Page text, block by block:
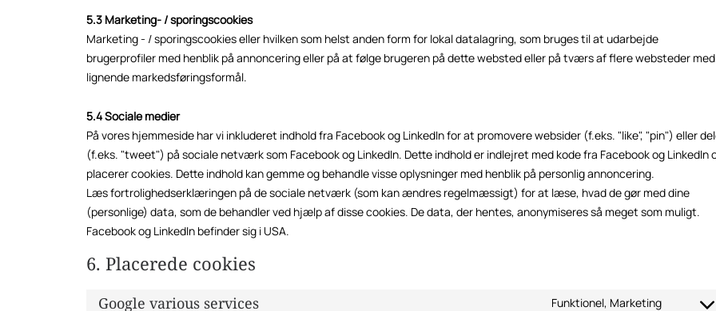
5.3 Marketing- / sporingscookies
Marketing - / sporingscookies eller hvilken som helst anden form for lokal datalagring, som bruges til at udarbejde
brugerprofiler med henblik på annoncering eller på at følge brugeren på dette websted eller på tværs af flere websteder med
lignende markedsføringsformål.
5.4 Sociale medier
På vores hjemmeside har vi inkluderet indhold fra Facebook og LinkedIn for at promovere websider (f.eks. "like", "pin") eller
(f.eks. "tweet") på sociale netværk som Facebook og LinkedIn. Dette indhold er indlejret med kode fra Facebook og LinkedIn
placerer cookies. Dette indhold kan gemme og behandle visse oplysninger med henblik på personlig annoncering.
Læs fortrolighedserklæringen på de sociale netværk (som kan ændres regelmæssigt) for at læse, hvad de gør med dine
(personlige) data, som de behandler ved hjælp af disse cookies. De data, der hentes, anonymiseres så meget som muligt.
Facebook og LinkedIn befinder sig i USA.
6. Placerede cookies
Google various services
Funktionel, Marketing